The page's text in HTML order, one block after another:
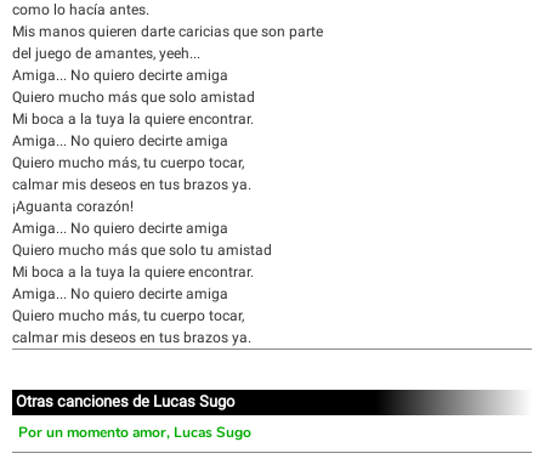
como lo hacía antes.
Mis manos quieren darte caricias que son parte
del juego de amantes, yeeh...
Amiga... No quiero decirte amiga
Quiero mucho más que solo amistad
Mi boca a la tuya la quiere encontrar.
Amiga... No quiero decirte amiga
Quiero mucho más, tu cuerpo tocar,
calmar mis deseos en tus brazos ya.
¡Aguanta corazón!
Amiga... No quiero decirte amiga
Quiero mucho más que solo tu amistad
Mi boca a la tuya la quiere encontrar.
Amiga... No quiero decirte amiga
Quiero mucho más, tu cuerpo tocar,
calmar mis deseos en tus brazos ya.
Otras canciones de Lucas Sugo
Por un momento amor, Lucas Sugo